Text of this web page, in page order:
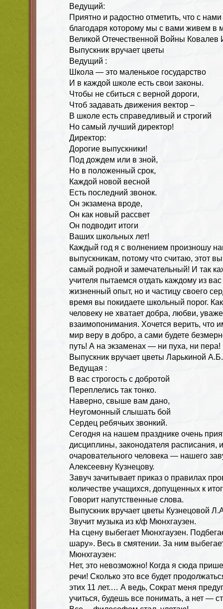
Ведущий:
Приятно и радостно отметить, что с нами
благодаря которому мы с вами живем в
Великой Отечественной Войны Ковалев
Выпускник вручает цветы
Ведущий :
Школа — это маленькое государство
И в каждой школе есть свои законы.
Чтобы не сбиться с верной дороги,
Чтоб задавать движения вектор –
В школе есть справедливый и строгий
Но самый лучший директор!
Директор:
Дорогие выпускники!
Под дождем или в зной,
Но в положенный срок,
Каждой новой весной
Есть последний звонок.
Он экзамена вроде,
Он как новый рассвет
Он подводит итоги
Ваших школьных лет!
Каждый год я с волнением произношу
выпускникам, потому что считаю, этот
самый родной и замечательный! И так
учителя пытаемся отдать каждому из
жизненный опыт, но и частицу своего
время вы покидаете школьный порог.
человеку не хватает добра, любви,
взаимопонимания. Хочется верить, что
мир веру в добро, а сами будете
путь! А на экзаменах — ни пуха, ни пера!
Выпускник вручает цветы Ларькиной А.Б.
Ведущая :
В вас строгость с добротой
Переплелись так тонко.
Наверно, свыше вам дано,
Неугомонный слышать бой
Сердец ребячьих звонкий.
Сегодня на нашем празднике очень
дисциплины, законодателя расписания,
очаровательного человека — нашего
Алексеевну Кузнецову.
Завуч зачитывает приказ о правилах
количестве учащихся, допущенных к
Говорит напутственные слова.
Выпускник вручает цветы Кузнецовой
Звучит музыка из к/ф Мюнхгаузен.
На сцену выбегает Мюнхгаузен.
шару». Весь в смятении. За ним
Мюнхгаузен:
Нет, это невозможно! Когда я сюда
речи! Сколько это все будет
этих 11 лет.… А ведь, Сократ меня
учиться, будешь все понимать, а нет —